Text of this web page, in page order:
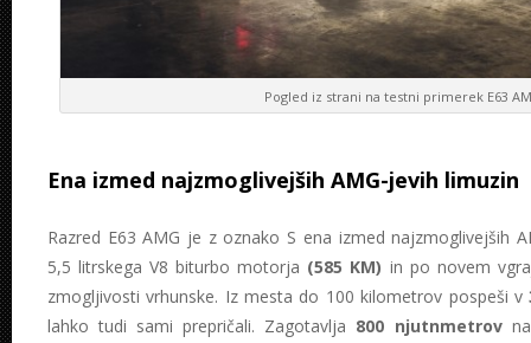
Pogled iz strani na testni primerek E63
Ena izmed najzmoglivejših AMG-jevih limuzin
Razred E63 AMG je z oznako S ena izmed najzmoglivejših
5,5 litrskega V8 biturbo motorja (585 KM) in po novem
zmogljivosti vrhunske. Iz mesta do 100 kilometrov pospeši v
lahko tudi sami prepričali. Zagotavlja 800 njutnmetrov